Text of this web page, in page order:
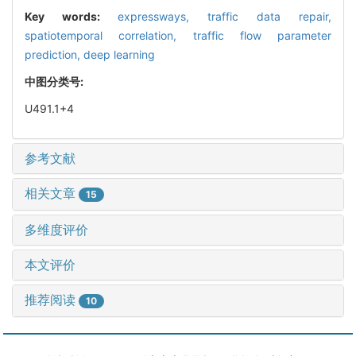
Key words: expressways, traffic data repair,
spatiotemporal correlation, traffic flow parameter
prediction, deep learning
中图分类号:
U491.1+4
参考文献
相关文章 15
多维度评价
本文评价
推荐阅读 10